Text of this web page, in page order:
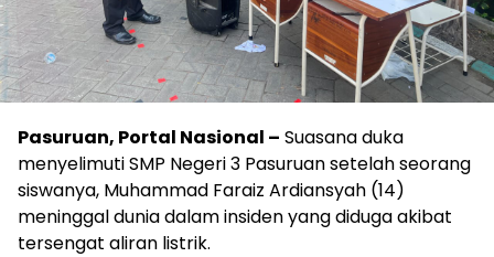
Pasuruan, Portal Nasional – Suasana duka
menyelimuti SMP Negeri 3 Pasuruan setelah seorang
siswanya, Muhammad Faraiz Ardiansyah (14)
meninggal dunia dalam insiden yang diduga akibat
tersengat aliran listrik.